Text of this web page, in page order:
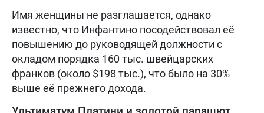
Имя женщины не разглашается, однако
известно, что Инфантино посодействовал её
повышению до руководящей должности с
окладом порядка 160 тыс. швейцарских
франков (около $198 тыс.), что было на 30%
выше её прежнего дохода.